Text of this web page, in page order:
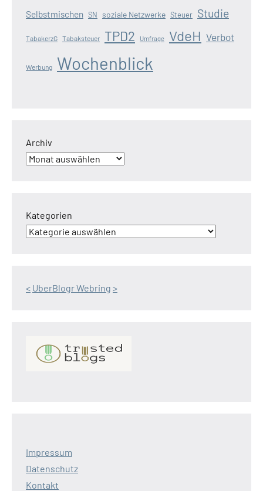
Selbstmischen SN soziale Netzwerke Steuer Studie
TabakerzG Tabaksteuer TPD2 Umfrage VdeH Verbot
Werbung Wochenblick
Archiv
Kategorien
< UberBlogr Webring >
Impressum
Datenschutz
Kontakt